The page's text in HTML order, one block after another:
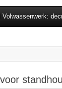
Volwassenwerk: